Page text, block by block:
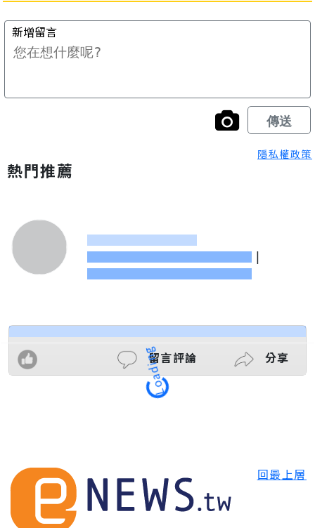
隱私權政策
熱門推薦
|
留言評論 分享
Loading
回最上層